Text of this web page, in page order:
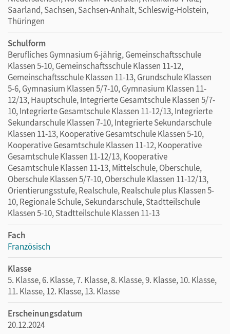
Saarland, Sachsen, Sachsen-Anhalt, Schleswig-Holstein,
Thüringen
Schulform
Berufliches Gymnasium 6-jährig, Gemeinschaftsschule
Klassen 5-10, Gemeinschaftsschule Klassen 11-12,
Gemeinschaftsschule Klassen 11-13, Grundschule Klassen
5-6, Gymnasium Klassen 5/7-10, Gymnasium Klassen 11-
12/13, Hauptschule, Integrierte Gesamtschule Klassen 5/7-
10, Integrierte Gesamtschule Klassen 11-12/13, Integrierte
Sekundarschule Klassen 7-10, Integrierte Sekundarschule
Klassen 11-13, Kooperative Gesamtschule Klassen 5-10,
Kooperative Gesamtschule Klassen 11-12, Kooperative
Gesamtschule Klassen 11-12/13, Kooperative
Gesamtschule Klassen 11-13, Mittelschule, Oberschule,
Oberschule Klassen 5/7-10, Oberschule Klassen 11-12/13,
Orientierungsstufe, Realschule, Realschule plus Klassen 5-
10, Regionale Schule, Sekundarschule, Stadtteilschule
Klassen 5-10, Stadtteilschule Klassen 11-13
Fach
Französisch
Klasse
5. Klasse, 6. Klasse, 7. Klasse, 8. Klasse, 9. Klasse, 10. Klasse,
11. Klasse, 12. Klasse, 13. Klasse
Erscheinungsdatum
20.12.2024